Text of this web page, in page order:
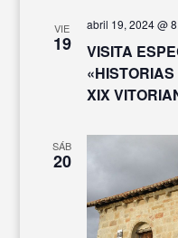
VIE
19
VISITA
XIX
abril 19, 2024 @
SÁB
20